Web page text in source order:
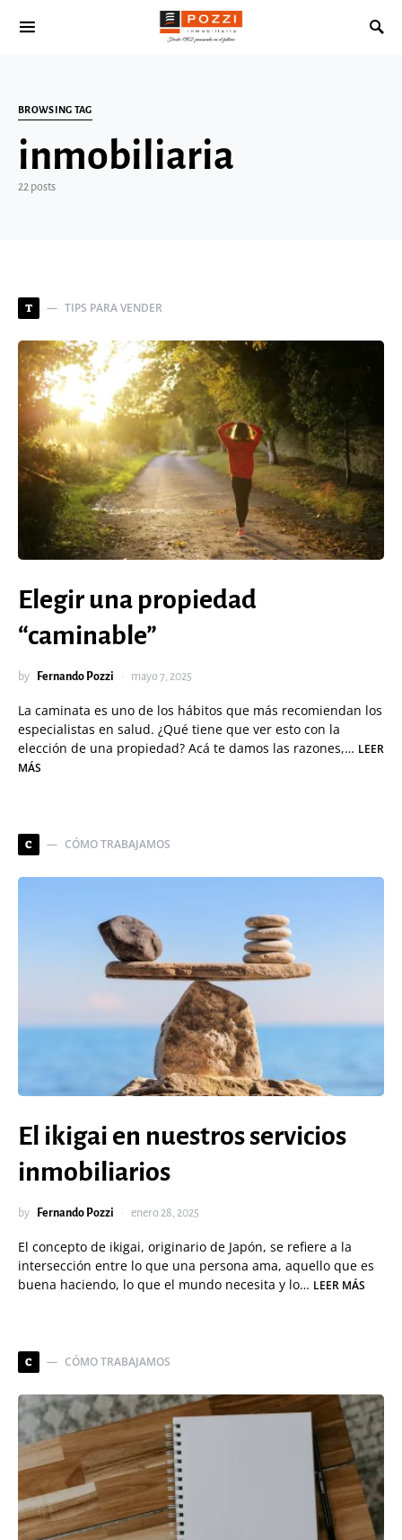
Search for:
BROWSING TAG
inmobiliaria
22 posts
T TIPS PARA VENDER
Elegir una propiedad
“caminable”
by Fernando Pozzi mayo 7, 2025
La caminata es uno de los hábitos que más recomiendan los
especialistas en salud. ¿Qué tiene que ver esto con la
elección de una propiedad? Acá te damos las razones,… LEER
MÁS
C CÓMO TRABAJAMOS
El ikigai en nuestros servicios
inmobiliarios
by Fernando Pozzi enero 28, 2025
El concepto de ikigai, originario de Japón, se refiere a la
intersección entre lo que una persona ama, aquello que es
buena haciendo, lo que el mundo necesita y lo… LEER MÁS
C CÓMO TRABAJAMOS